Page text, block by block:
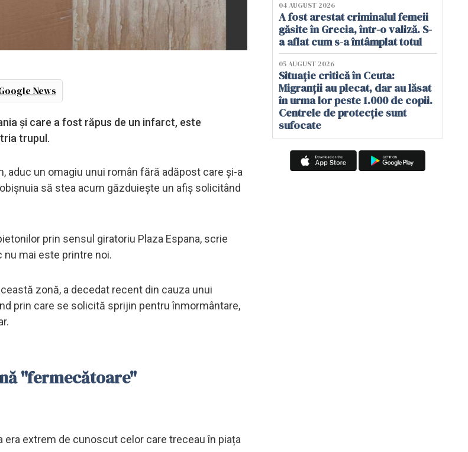
News
și care a fost răpus de un infarct, este
trupul.
aduc un omagiu unui român fără adăpost care și-a
să stea acum găzduiește un afiș solicitând
prin sensul giratoriu Plaza Espana, scrie
nu mai este printre noi.
zonă, a decedat recent din cauza unui
prin care se solicită sprijin pentru înmormântare,
"fermecătoare"
extrem de cunoscut celor care treceau în piața
04 AUGUST 2026
A fost arestat criminalul femeii
găsite în Grecia, într-o valiză. S-
a aflat cum s-a întâmplat totul
05 AUGUST 2026
Situație critică în Ceuta:
Migranții au plecat, dar au lăsat
în urma lor peste 1.000 de copii.
Centrele de protecție sunt
sufocate